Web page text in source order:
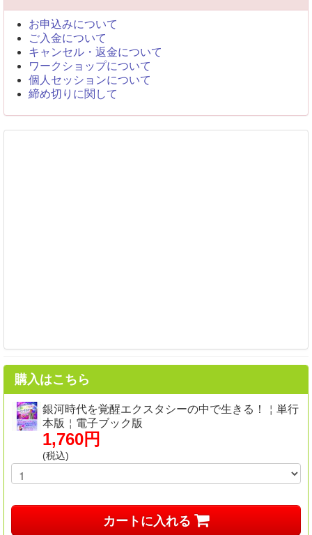
お申込みについて
ご入金について
キャンセル・返金について
ワークショップについて
個人セッションについて
締め切りに関して
購入はこちら
銀河時代を覚醒エクスタシーの中で生きる！￤単行
本版￤電子ブック版
1,760円
(税込)
カートに入れる